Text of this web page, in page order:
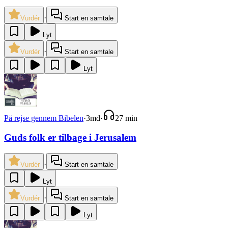
Vurdér · Start en samtale
Lyt
Vurdér · Start en samtale
Lyt
På rejse gennem Bibelen·3md· 27 min
Guds folk er tilbage i Jerusalem
Vurdér · Start en samtale
Lyt
Vurdér · Start en samtale
Lyt